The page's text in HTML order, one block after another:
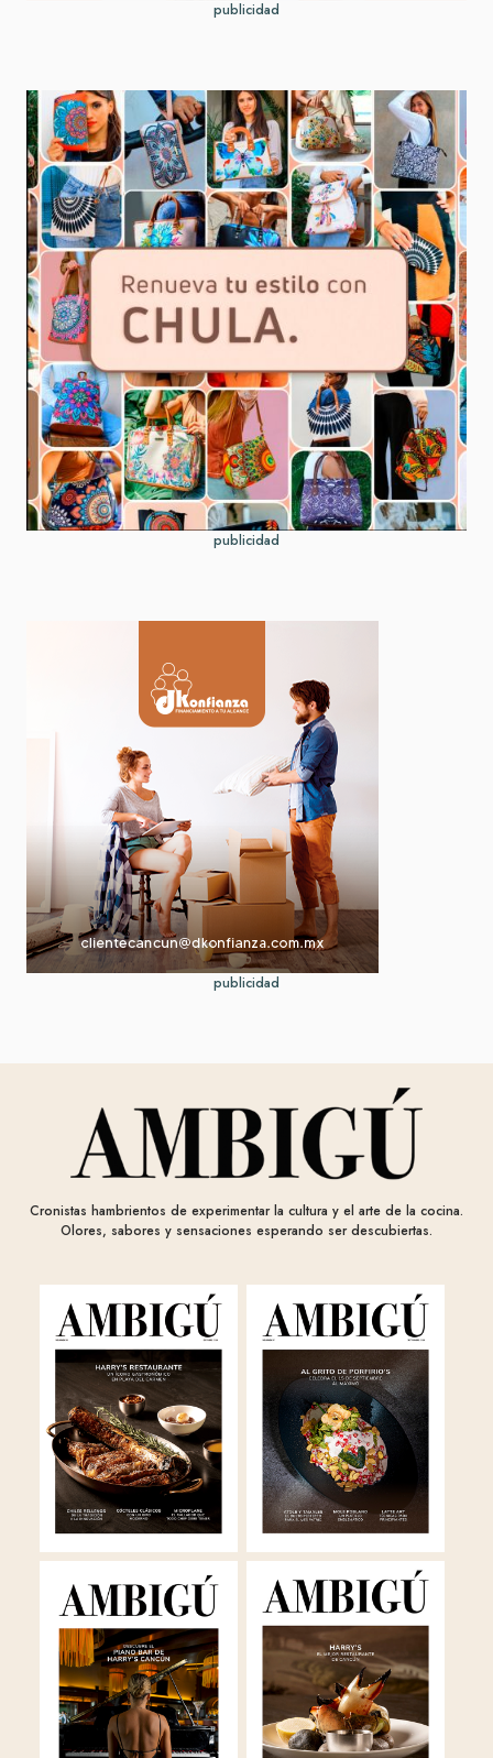
publicidad
publicidad
publicidad
Cronistas hambrientos de experimentar la cultura y el arte de la cocina.
Olores, sabores y sensaciones esperando ser descubiertas.